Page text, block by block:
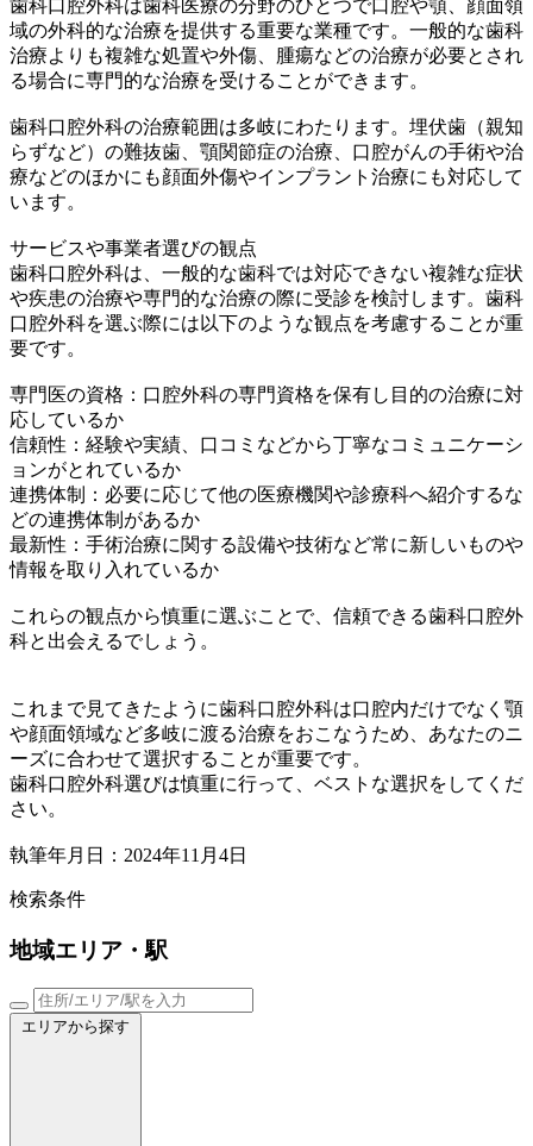
歯科口腔外科は歯科医療の分野のひとつで口腔や顎、顔面領
域の外科的な治療を提供する重要な業種です。一般的な歯科
治療よりも複雑な処置や外傷、腫瘍などの治療が必要とされ
る場合に専門的な治療を受けることができます。
歯科口腔外科の治療範囲は多岐にわたります。埋伏歯（親知
らずなど）の難抜歯、顎関節症の治療、口腔がんの手術や治
療などのほかにも顔面外傷やインプラント治療にも対応して
います。
サービスや事業者選びの観点
歯科口腔外科は、一般的な歯科では対応できない複雑な症状
や疾患の治療や専門的な治療の際に受診を検討します。歯科
口腔外科を選ぶ際には以下のような観点を考慮することが重
要です。
専門医の資格：口腔外科の専門資格を保有し目的の治療に対
応しているか
信頼性：経験や実績、口コミなどから丁寧なコミュニケーシ
ョンがとれているか
連携体制：必要に応じて他の医療機関や診療科へ紹介するな
どの連携体制があるか
最新性：手術治療に関する設備や技術など常に新しいものや
情報を取り入れているか
これらの観点から慎重に選ぶことで、信頼できる歯科口腔外
科と出会えるでしょう。
これまで見てきたように歯科口腔外科は口腔内だけでなく顎
や顔面領域など多岐に渡る治療をおこなうため、あなたのニ
ーズに合わせて選択することが重要です。
歯科口腔外科選びは慎重に行って、ベストな選択をしてくだ
さい。
執筆年月日：2024年11月4日
検索条件
地域エリア・駅
エリアから探す